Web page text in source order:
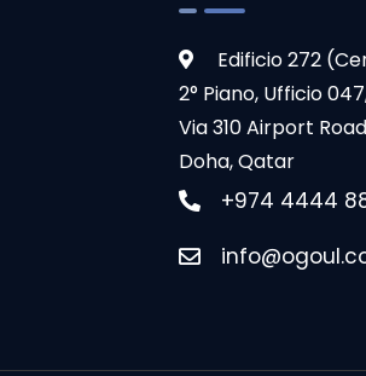
Edificio 272
2° Piano, Ufficio
Via 310 Airport
Doha, Qatar
+974 4444